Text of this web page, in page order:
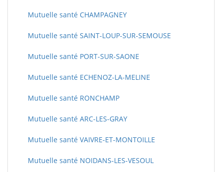
Mutuelle santé CHAMPAGNEY
Mutuelle santé SAINT-LOUP-SUR-SEMOUSE
Mutuelle santé PORT-SUR-SAONE
Mutuelle santé ECHENOZ-LA-MELINE
Mutuelle santé RONCHAMP
Mutuelle santé ARC-LES-GRAY
Mutuelle santé VAIVRE-ET-MONTOILLE
Mutuelle santé NOIDANS-LES-VESOUL